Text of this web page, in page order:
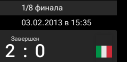
1/8 финала
03.02.2013 в 15:35
Завершен
2 : 0